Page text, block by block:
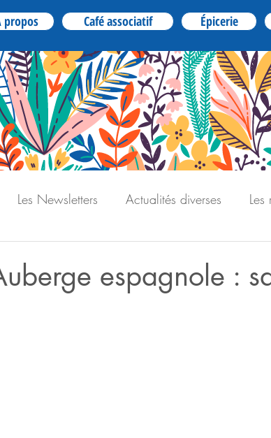
propos Café associatif Épicerie
Les Newsletters Actualités diverses Les
espagnole :